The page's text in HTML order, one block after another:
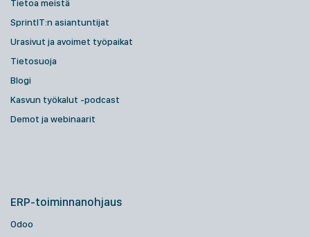
Tietoa meistä
SprintIT:n asiantuntijat
Urasivut ja avoimet työpaikat
Tietosuoja
Blogi
Kasvun työkalut -podcast
Demot ja webinaarit
ERP-toiminnanohjaus
Odoo